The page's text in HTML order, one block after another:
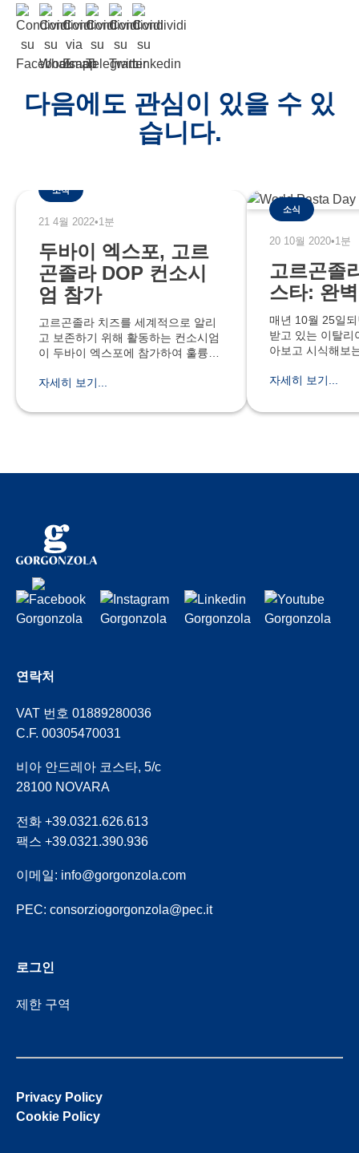
다음에도 관심이 있을 수 있
습니다.
소식
21 4월 2022•1분
두바이 엑스포, 고르
곤졸라 DOP 컨소시
엄 참가
고르곤졸라 치즈를 세계적으로 알리
고 보존하기 위해 활동하는 컨소시엄
이 두바이 엑스포에 참가하여 훌륭한
192국가가 참가하였고 1000만명의
벤트인 엑스포, 올해에는 특히 많은
중한
자세히 보기...
소식
20 10월 2020•1분
고르곤졸
스타: 완
매년 10월 25일
받고 있는 이탈리
아보고 시식해보
파스타와 잘 어울
Dop 치즈다. 고
자세히 보기...
연락처
VAT 번호 01889280036
C.F. 00305470031
비아 안드레아 코스타, 5/c
28100 NOVARA
전화 +39.0321.626.613
팩스 +39.0321.390.936
이메일: info@gorgonzola.com
PEC: consorziogorgonzola@pec.it
로그인
제한 구역
Privacy Policy
Cookie Policy